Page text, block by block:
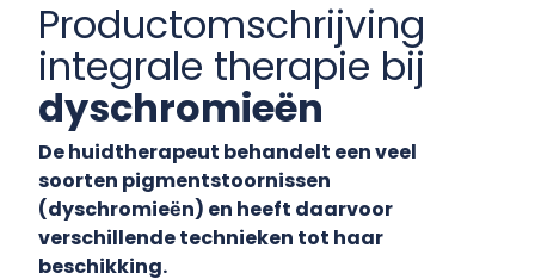
Productomschrijving
integrale therapie bij
dyschromieën
De huidtherapeut behandelt eenveel
soorten pigmentstoornissen
(dyschromieёn) en heeft daarvoor
verschillende technieken tot haar
beschikking.